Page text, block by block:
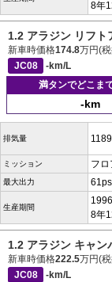
8年
1.2 アラジン リフト
新車時価格174.8万円(
JC08
-km/L
満タンでどこま
-km
排気量
ミッション フロ
最大出力
生産期間
8年
1.2 アラジン キャン
新車時価格222.5万円(
JC08
-km/L